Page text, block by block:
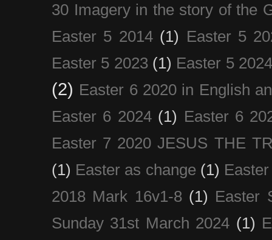
30 Imagery in the story of the
Easter 5 2014 (1) Easter 5
Easter 5 2023 (1) Easter 5
(2) Easter 6 2020 in English
Easter 6 2024 (1) Easter 6
Easter 7 2020 JESUS THE
(1) Easter as change (1)
2018 Mark 16v1-8 (1) Easter
Sunday 31st March 2024 (1)